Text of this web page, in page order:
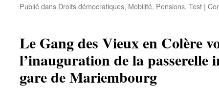
Publié dans Droits démocratiques, Mobilité, Pensions, Test |
Le Gang des Vieux en Colère
l’inauguration de la passerelle
gare de Mariembourg